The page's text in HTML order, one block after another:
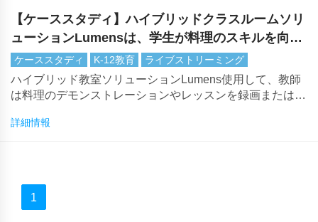
【ケーススタディ】ハイブリッドクラスルームソリ
ューションLumensは、学生が料理のスキルを向上
させるのに役立ちます
ケーススタディ K-12教育 ライブストリーミング
ハイブリッド教室ソリューションLumens使用して、教師
は料理のデモンストレーションやレッスンを録画またはラ
詳細情報
1